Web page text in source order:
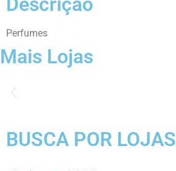
Perfumes
Mais Lojas
BUSCA POR LOJAS